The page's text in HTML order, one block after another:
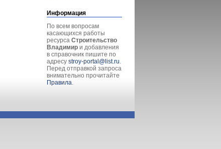
Информация
По всем вопросам
касающихся работы
ресурса Строительство
Владимир и добавления
в справочник пишите по
адресу stroy-portal@list.ru.
Перед отправкой запроса
внимательно прочитайте
Правила.